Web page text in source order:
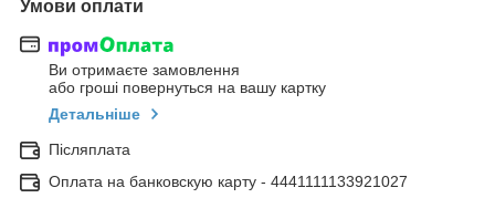
Умови оплати
Ви отримаєте замовлення
або гроші повернуться на вашу картку
Детальніше
Післяплата
Оплата на банковскую карту - 4441111133921027